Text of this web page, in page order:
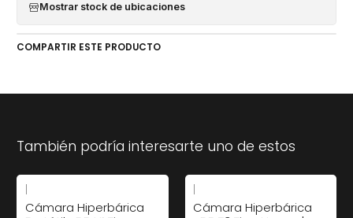
Mostrar stock de ubicaciones
COMPARTIR ESTE PRODUCTO
También podría interesarte uno de estos
Cámara Hiperbárica
Cámara Hiperbárica